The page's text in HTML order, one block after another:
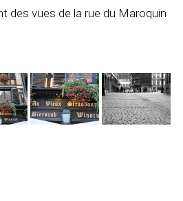
des vues de la rue du Maroquin